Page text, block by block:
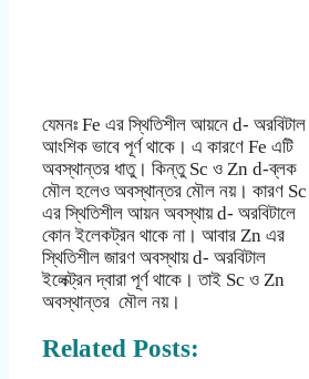
যেমনঃ Fe এর স্থিতিশীল আয়নে d- অরবিটাল
আংশিক ভাবে পূর্ণ থাকে। এ কারণে Fe এটি
অবস্থান্তর ধাতু। কিন্তু Sc ও Zn d-ব্লক
মৌল হলেও অবস্থান্তর মৌল নয়। কারণ Sc
এর স্থিতিশীল আয়ন অবস্থায় d- অরবিটালে
কোন ইলেকট্রন থাকে না। আবার Zn এর
স্থিতিশীল জারণ অবস্থায় d- অরবিটাল
ইলেক্ট্রন দ্বারা পূর্ণ থাকে। তাই Sc ও Zn
অবস্থান্তর মৌল নয়।
Related Posts: